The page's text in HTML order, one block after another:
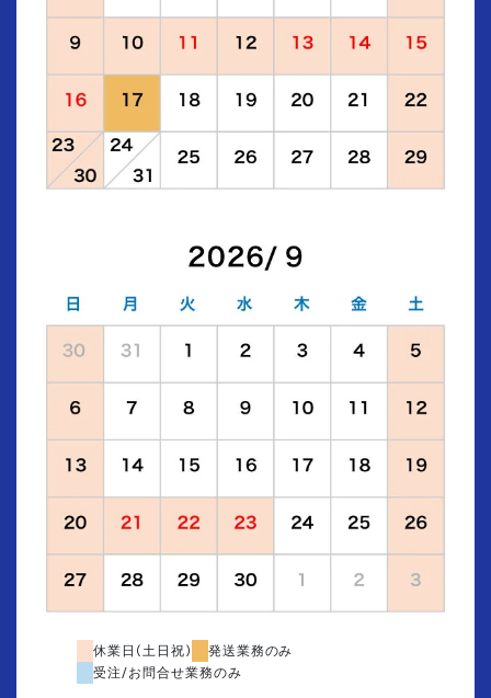
休業日(土日祝)
発送業務のみ
受注/お問合せ業務のみ